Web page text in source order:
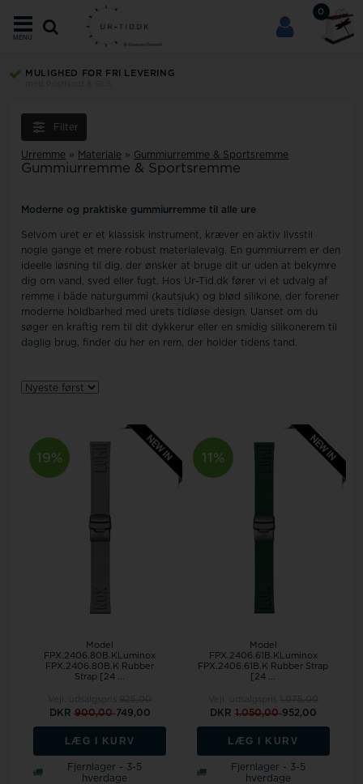
0
MENU
OP TIL 365 DAGES RETURRET
Filter
Urremme » Materiale » Gummiurremme & Sportsremme
Gummiurremme & Sportsremme
Moderne og praktiske gummiurremme til alle ure
Selvom uret er et klassisk instrument, kræver en aktiv livsstil
nogle gange et mere robust materialevalg. En gummiurrem er den
ideelle løsning til dig, der ønsker at bruge dit ur uden at bekymre
dig om vand, sved eller fugt. Hos Ur-Tid.dk fører vi et udvalg af
remme i både naturgummi (kautsjuk) og blød silikone, der forener
moderne holdbarhed med urets tidløse design. Uanset om du
søger en kraftig rem til dit dykkerur eller en smidig silikonerem til
daglig brug, finder du her en rem, der holder tidens tand.
19%
Model
FPX.2406.80B.KLuminox
FPX.2406.80B.K Rubber
Strap [24 ...
DKR 900,00749,00
LÆG I KURV
Fjernlager - 3-5
hverdage
11%
Model
FPX.2406.61B.KLuminox
FPX.2406.61B.K Rubber Strap
[24 ...
DKR 1.050,00952,00
LÆG I KURV
Fjernlager - 3-5
hverdage